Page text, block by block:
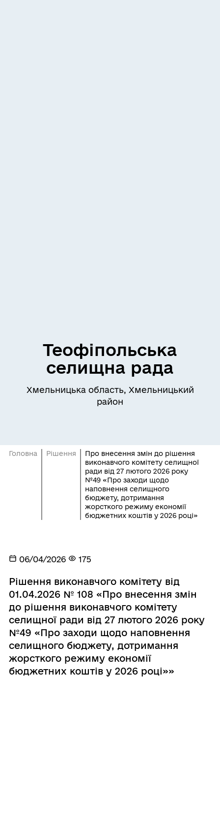
Теофіпольська
селищна рада
Хмельницька область, Хмельницький
район
Головна Рішення
Про внесення змін до рішення
виконавчого комітету селищної
ради від 27 лютого 2026 року
№49 «Про заходи щодо
наповнення селищного
бюджету, дотримання
жорсткого режиму економії
бюджетних коштів у 2026 році»
06/04/2026 175
Рішення виконавчого комітету від
01.04.2026 № 108 «Про внесення змін
до рішення виконавчого комітету
селищної ради від 27 лютого 2026 року
№49 «Про заходи щодо наповнення
селищного бюджету, дотримання
жорсткого режиму економії
бюджетних коштів у 2026 році»»